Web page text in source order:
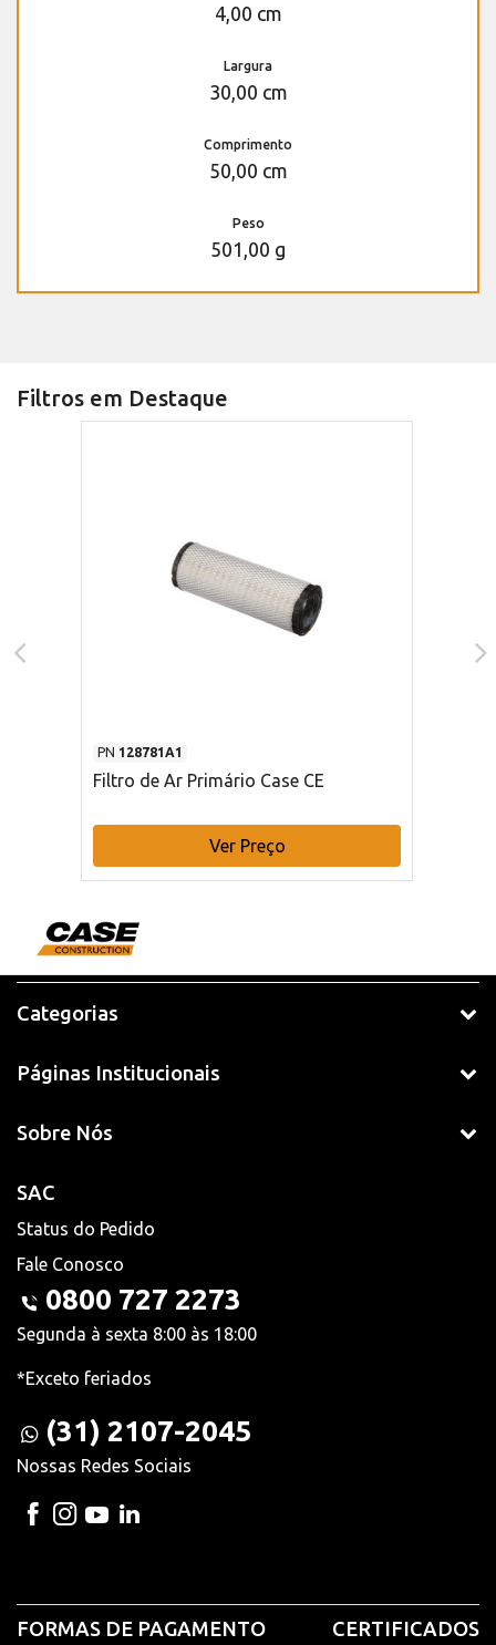
4,00 cm
Largura
30,00 cm
Comprimento
50,00 cm
Peso
501,00 g
Filtros em Destaque
PN 128781A1
Filtro de Ar Primário Case CE
Ver Preço
Categorias
Páginas Institucionais
Sobre Nós
SAC
Status do Pedido
Fale Conosco
0800 727 2273
Segunda à sexta 8:00 às 18:00
*Exceto feriados
(31) 2107-2045
Nossas Redes Sociais
FORMAS DE PAGAMENTO CERTIFICADOS